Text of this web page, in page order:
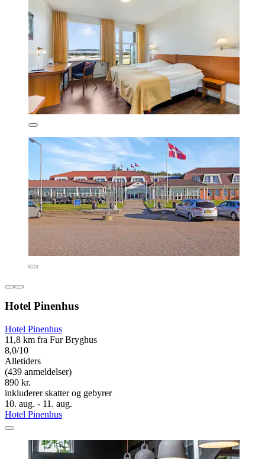
Hotel Pinenhus
Hotel Pinenhus
11,8 km fra Fur Bryghus
8,0/10
Alletiders
(439 anmeldelser)
890 kr.
inkluderer skatter og gebyrer
10. aug. - 11. aug.
Hotel Pinenhus